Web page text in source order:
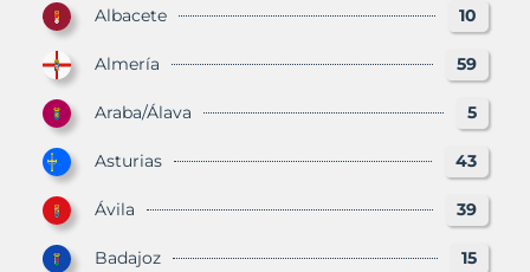
Albacete 10
Almería 59
Araba/Álava 5
Asturias 43
Ávila 39
Badajoz 15